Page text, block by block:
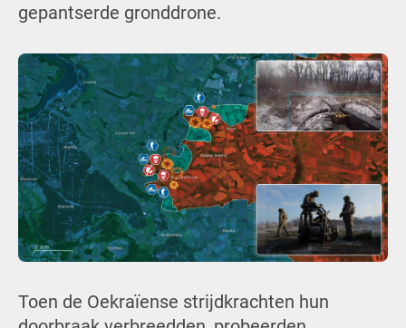
gepantserde gronddrone.
Toen de Oekraïense strijdkrachten hun